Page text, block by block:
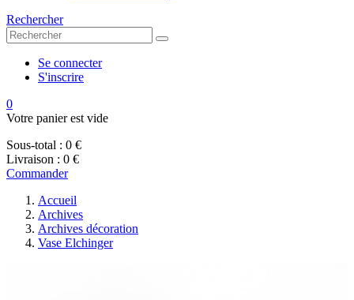
Rechercher
Se connecter
S'inscrire
0
Votre panier est vide
Sous-total : 0 €
Livraison : 0 €
Commander
Accueil
Archives
Archives décoration
Vase Elchinger